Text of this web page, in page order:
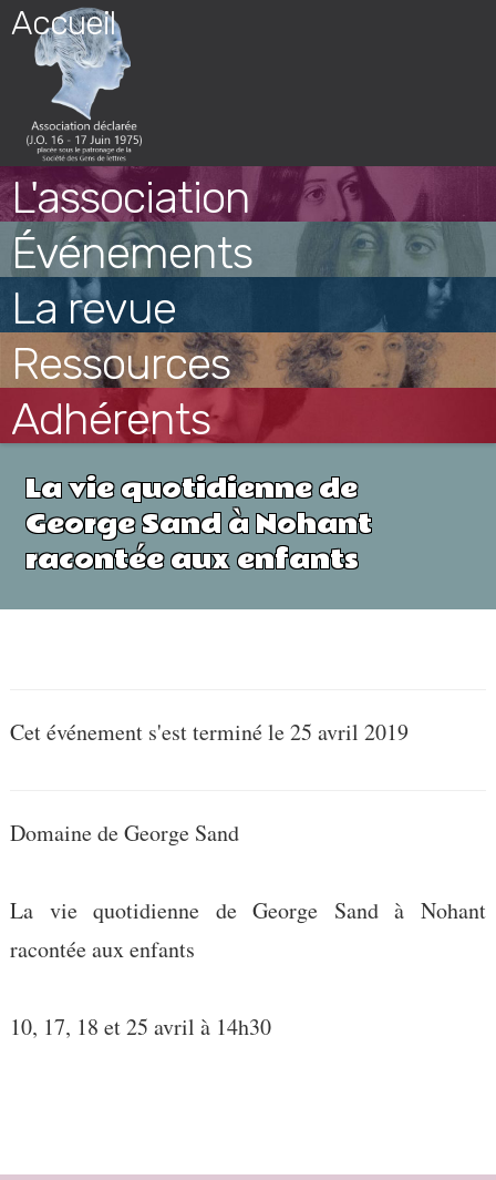
Skip
content
Accueil
L'association
Événements
La revue
Ressources
Adhérents
La vie quotidienne de
George Sand à Nohant
racontée aux enfants
Cet événement s'est terminé le 25 avril 2019
Domaine de George Sand
La vie quotidienne de George Sand à Nohant
racontée aux enfants
10, 17, 18 et 25 avril à 14h30